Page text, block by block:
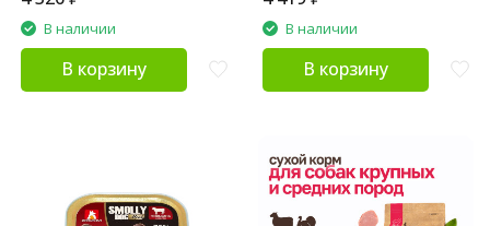
В наличии
В корзину
В наличии
В корзину